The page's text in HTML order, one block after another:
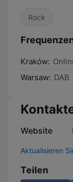
Rock
Kraków:
Warsaw: DAB
Website
Aktualisieren
Teilen